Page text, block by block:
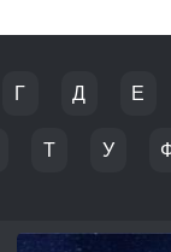
Г Д Е
Т У